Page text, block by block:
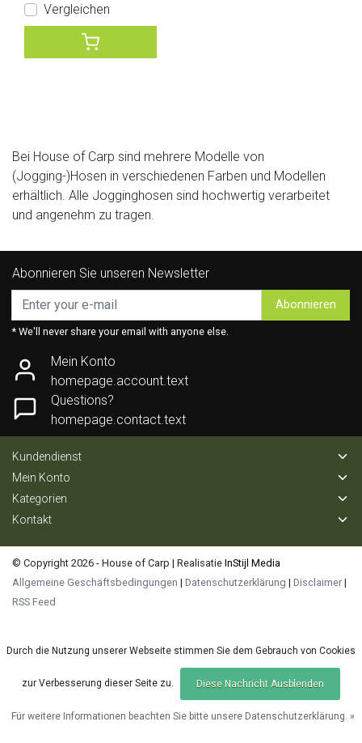
Vergleichen
Bei House of Carp sind mehrere Modelle von
(Jogging-)Hosen in verschiedenen Farben und Modellen
erhältlich. Alle Jogginghosen sind hochwertig verarbeitet
und angenehm zu tragen.
Abonnieren Sie unseren Newsletter
Abonnieren
* We'll never share your email with anyone else.
Mein Konto
homepage.account.text
Questions?
homepage.contact.text
Kundendienst
Mein Konto
Kategorien
Kontakt
© Copyright 2026 - House of Carp | Realisatie InStijl Media
Allgemeine Geschäftsbedingungen | Datenschutzerklärung | Disclaimer |
RSS Feed
Durch die Nutzung unserer Webseite stimmen Sie dem Gebrauch von Cookies
zur Verbesserung dieser Seite zu. Diese Nachricht Ausblenden
Für weitere Informationen beachten Sie bitte unsere Datenschutzerklärung. »